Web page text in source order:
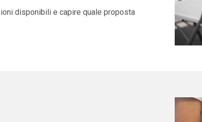
disponibili e capire quale proposta